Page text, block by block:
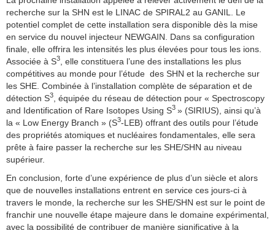
recherche sur la SHN est le LINAC de SPIRAL2 au GANIL. Le
potentiel complet de cette installation sera disponible dès la mise
en service du nouvel injecteur NEWGAIN. Dans sa configuration
finale, elle offrira les intensités les plus élevées pour tous les ions.
Associée à S3
, elle constituera l’une des installations les plus
compétitives au monde pour l’étude des SHN et la recherche sur
les SHE. Combinée à l’installation complète de séparation et de
détection S3
, équipée du réseau de détection pour « Spectroscopy
and Identification of Rare Isotopes Using S3 » (SIRIUS), ainsi qu’à
la « Low Energy Branch » (S3-LEB) offrant des outils pour l’étude
des propriétés atomiques et nucléaires fondamentales, elle sera
prête à faire passer la recherche sur les SHE/SHN au niveau
supérieur.
En conclusion, forte d’une expérience de plus d’un siècle et alors
que de nouvelles installations entrent en service ces jours-ci à
travers le monde, la recherche sur les SHE/SHN est sur le point de
franchir une nouvelle étape majeure dans le domaine expérimental,
avec la possibilité de contribuer de manière significative à la